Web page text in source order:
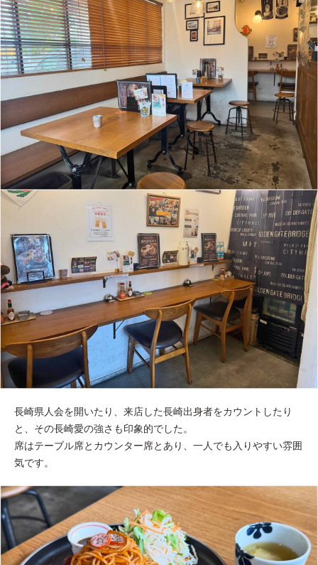
長崎県人会を開いたり、来店した長崎出身者をカウントしたり
と、その長崎愛の強さも印象的でした。
席はテーブル席とカウンター席とあり、一人でも入りやすい雰囲
気です。